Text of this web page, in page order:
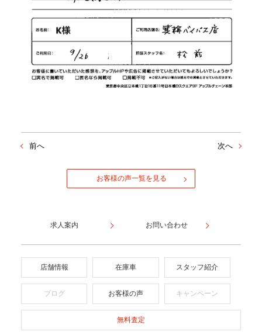
前へ 次へ
お客様の声一覧を見る
求人案内 お問い合わせ
店舗情報 在庫車 スタッフ紹介
ブログ お客様の声 キャンペーン
無料査定